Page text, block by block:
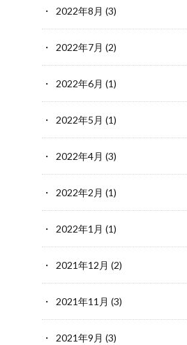
2022年8月 (3)
2022年7月 (2)
2022年6月 (1)
2022年5月 (1)
2022年4月 (3)
2022年2月 (1)
2022年1月 (1)
2021年12月 (2)
2021年11月 (3)
2021年9月 (3)